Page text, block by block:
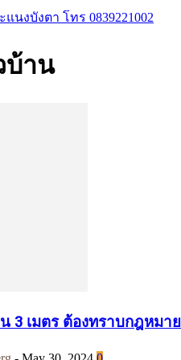
นงบังตา โทร 0839221002
บ้าน
3 เมตร ต้องทราบกฎหมา